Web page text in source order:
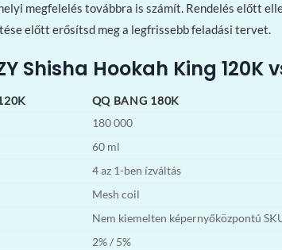
megfelelés továbbra is számít. Rendelés előtt
előtt erősítsd meg a legfrissebb feladási tervet.
Shisha Hookah King
QQ BANG 180K
180 000
60 ml
4 az 1-ben ízváltás
Mesh coil
Nem kiemelten képernyőközpontú
2% / 5%